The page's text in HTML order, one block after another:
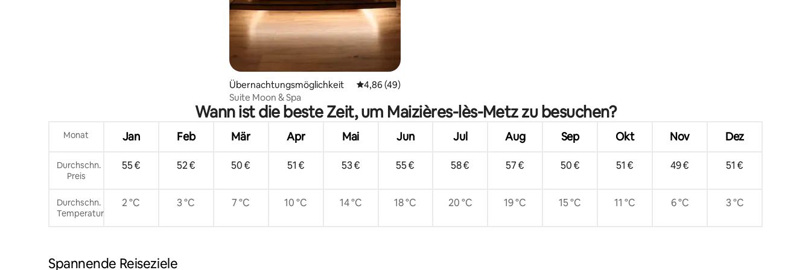
Übernachtungsmöglichkeit Durchschnittliche Bewertung: 4,86 von 5, 49 Bewertungen
4,86 (49)
Suite Moon & Spa
Wann ist die beste Zeit, um Maizières-lès-Metz zu besuchen?
Monat Jan Feb Mär Apr Mai Jun Jul Aug Sep Okt Nov Dez
Durchschn.
Preis
55 € 52 € 50 € 51 € 53 € 55 € 58 € 57 € 50 € 51 € 49 € 51 €
Durchschn.
Temperatur
2 °C 3 °C 7 °C 10 °C 14 °C 18 °C 20 °C 19 °C 15 °C 11 °C 6 °C 3 °C
Spannende Reiseziele